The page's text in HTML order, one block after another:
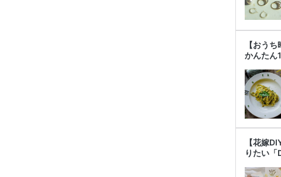
【おう
かんたん
【花嫁
りたい